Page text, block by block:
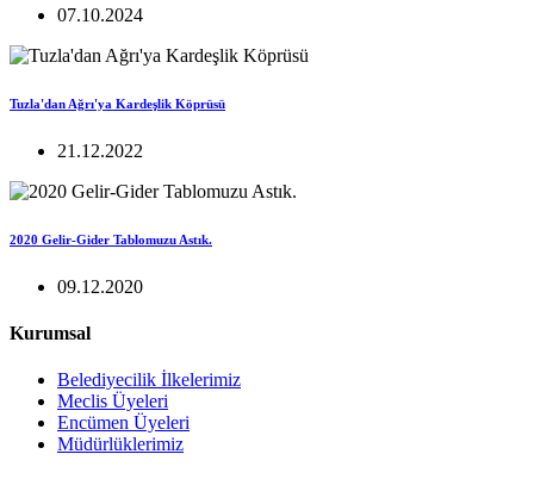
07.10.2024
Tuzla'dan Ağrı'ya Kardeşlik Köprüsü
21.12.2022
2020 Gelir-Gider Tablomuzu Astık.
09.12.2020
Kurumsal
Belediyecilik İlkelerimiz
Meclis Üyeleri
Encümen Üyeleri
Müdürlüklerimiz